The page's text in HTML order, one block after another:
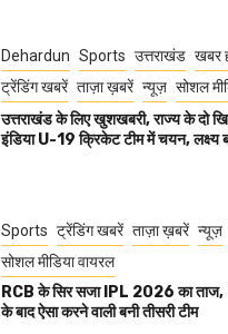
Dehardun Sports उत्तराखंड खबर
ट्रेंडिंग खबरें ताज़ा ख़बरें न्यूज़ सोशल
उत्तराखंड के लिए खुशखबरी, राज्य के दो
इंडिया U-19 क्रिकेट टीम में चयन, लक्ष्य
Sports ट्रेंडिंग खबरें ताज़ा ख़बरें न्यूज़
सोशल मीडिया वायरल
RCB के सिर सजा IPL 2026 का
के बाद ऐसा करने वाली बनी तीसरी टीम